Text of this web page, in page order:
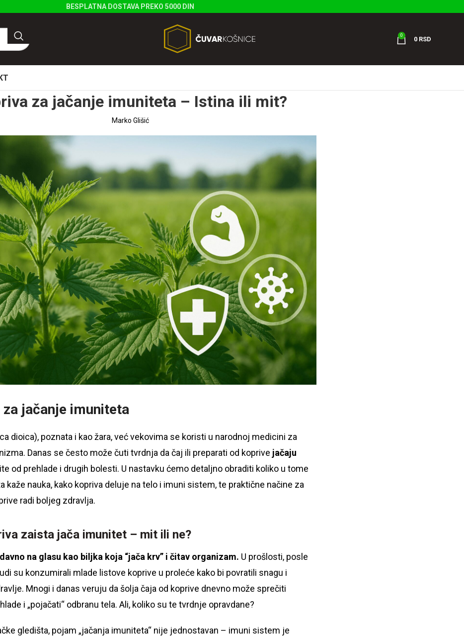
0
0 RSD
za jačanje imuniteta – Istina ili mit?
Marko Glišić
za jačanje imuniteta
dioica), poznata i kao žara, već vekovima se koristi u narodnoj medicini za
Danas se često može čuti tvrdnja da čaj ili preparati od koprive jačaju
od prehlade i drugih bolesti. U nastavku ćemo detaljno obraditi koliko u tome
kaže nauka, kako kopriva deluje na telo i imuni sistem, te praktične načine za
radi boljeg zdravlja.
zaista jača imunitet – mit ili ne?
na glasu kao biljka koja “jača krv” i čitav organizam. U prošlosti, posle
su konzumirali mlade listove koprive u proleće kako bi povratili snagu i
Mnogi i danas veruju da šolja čaja od koprive dnevno može sprečiti
i „pojačati“ odbranu tela. Ali, koliko su te tvrdnje opravdane?
gledišta, pojam „jačanja imuniteta“ nije jednostavan – imuni sistem je
BESPLATNA DOSTAVA PREKO 5000 DIN